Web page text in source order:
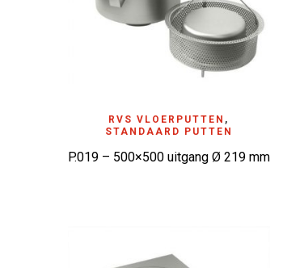
ADD TO WISHLIST
RVS VLOERPUTTEN ,
STANDAARD PUTTEN
P.019 – 500×500 uitgang Ø 219 mm